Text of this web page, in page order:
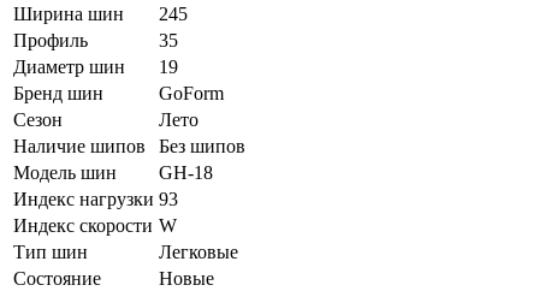
Ширина шин
245
Профиль
35
Диаметр шин
19
Бренд шин
GoForm
Сезон
Лето
Наличие шипов
Без шипов
Модель шин
GH-18
Индекс нагрузки 93
Индекс скорости W
Тип шин
Легковые
Состояние
Новые